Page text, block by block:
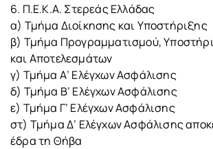
6. Π.Ε.Κ.Α. Στερεάς Ελλάδας
α) Τμήμα Διοίκησης και Υποστήριξης
β) Τμήμα Προγραμματισμού,
και Αποτελεσμάτων
γ) Τμήμα Α’ Ελέγχων Ασφάλισης
δ) Τμήμα Β’ Ελέγχων Ασφάλισης
ε) Τμήμα Γ’ Ελέγχων Ασφάλισης
στ) Τμήμα Δ’ Ελέγχων Ασφάλισης
έδρα τη Θήβα